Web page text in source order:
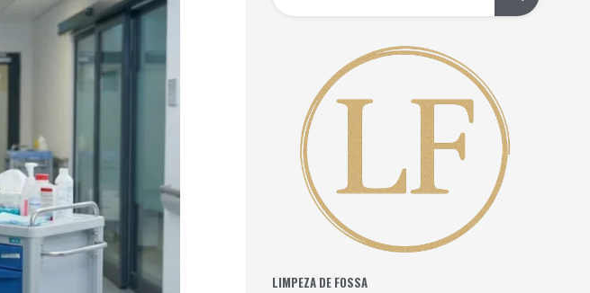
LIMPEZA DE FOSSA